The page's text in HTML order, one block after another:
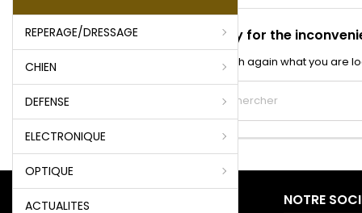
REPERAGE/DRESSAGE
CHIEN
DEFENSE
ELECTRONIQUE
OPTIQUE
ACTUALITES
Sorry for the
Search again what you are
PRODUITS NOTRE